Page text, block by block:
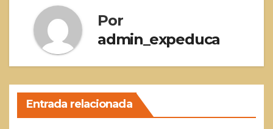
Por
admin_expeduca
Entrada relacionada